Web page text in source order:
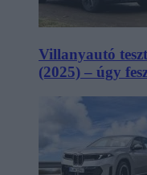
Villanyautó
(2025) – úgy